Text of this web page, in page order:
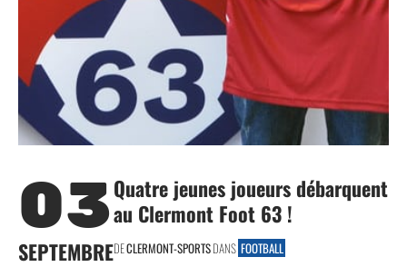
03
SEPTEMBRE
Quatre jeunes joueurs débarquent
au Clermont Foot 63 !
DECLERMONT-SPORTSDANS FOOTBALL